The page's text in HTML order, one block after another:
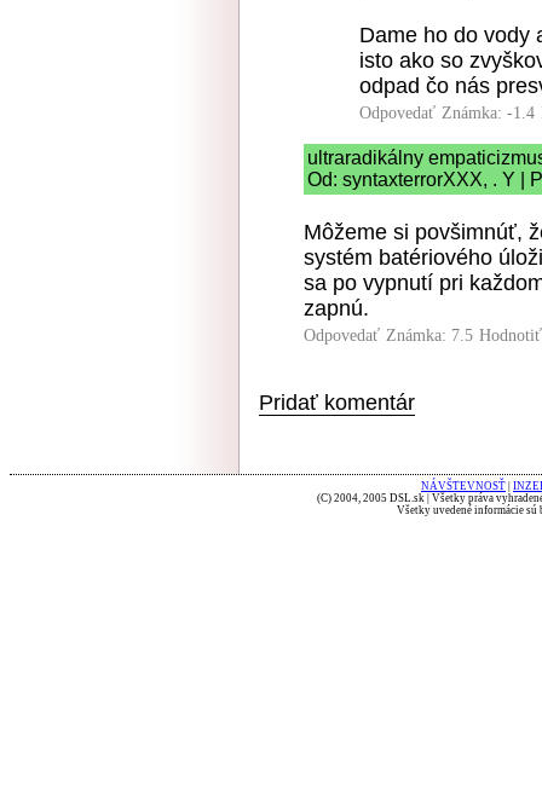
Dame ho do vody
isto ako so
odpad čo nás
Odpovedať Známka: -1.4
ultraradikálny
Od: syntaxterrorXXX, . Y |
Môžeme si povšimnúť,
systém batériového
sa po vypnutí pri
zapnú.
Odpovedať Známka: 7.5
Pridať komentár
NÁVŠTEVNOSŤ
(C) 2004, 2005 DSL.sk | Všetky práva
Všetky uvedené informácie sú